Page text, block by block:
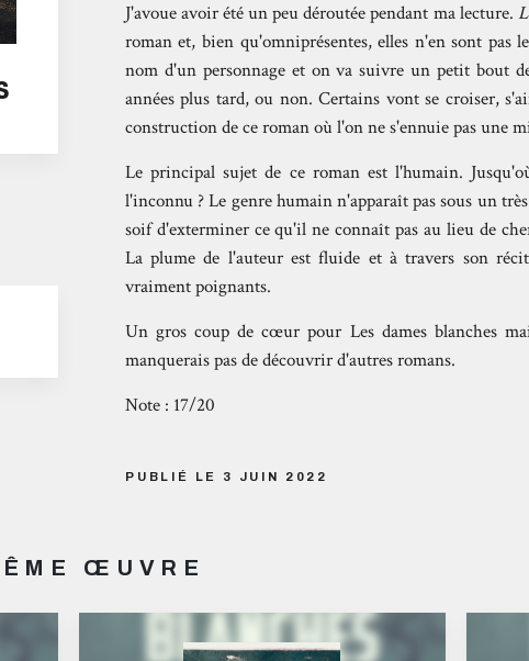
J'avoue avoir été un peu déroutée pendant ma lecture.
roman et, bien qu'omniprésentes, elles n'en sont pas
nom d'un personnage et on va suivre un petit bout
années plus tard, ou non. Certains vont se croiser,
construction de ce roman où l'on ne s'ennuie pas une
Le principal sujet de ce roman est l'humain.
l'inconnu ? Le genre humain n'apparaît pas sous un
soif d'exterminer ce qu'il ne connaît pas au lieu de
La plume de l'auteur est fluide et à travers son
vraiment poignants.
Un gros coup de cœur pour Les dames blanches
manquerais pas de découvrir d'autres romans.
Note : 17/20
PUBLIÉ LE 3 JUIN 2022
ŒUVRE